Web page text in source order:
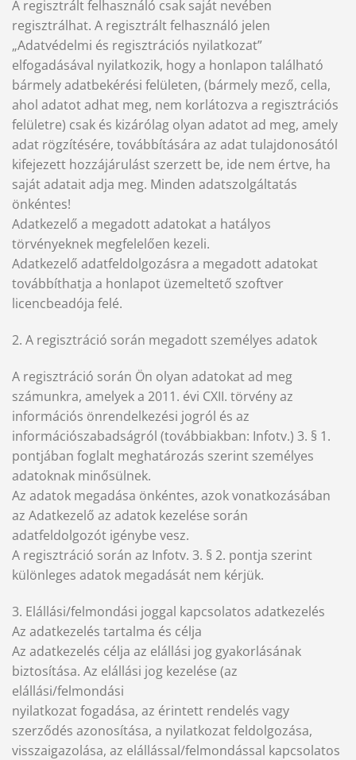
A regisztrált felhasználó csak saját nevében
regisztrálhat. A regisztrált felhasználó jelen
„Adatvédelmi és regisztrációs nyilatkozat”
elfogadásával nyilatkozik, hogy a honlapon található
bármely adatbekérési felületen, (bármely mező, cella,
ahol adatot adhat meg, nem korlátozva a regisztrációs
felületre) csak és kizárólag olyan adatot ad meg, amely
adat rögzítésére, továbbítására az adat tulajdonosától
kifejezett hozzájárulást szerzett be, ide nem értve, ha
saját adatait adja meg. Minden adatszolgáltatás
önkéntes!
Adatkezelő a megadott adatokat a hatályos
törvényeknek megfelelően kezeli.
Adatkezelő adatfeldolgozásra a megadott adatokat
továbbíthatja a honlapot üzemeltető szoftver
licencbeadója felé.
2. A regisztráció során megadott személyes adatok
A regisztráció során Ön olyan adatokat ad meg
számunkra, amelyek a 2011. évi CXII. törvény az
információs önrendelkezési jogról és az
információszabadságról (továbbiakban: Infotv.) 3. § 1.
pontjában foglalt meghatározás szerint személyes
adatoknak minősülnek.
Az adatok megadása önkéntes, azok vonatkozásában
az Adatkezelő az adatok kezelése során
adatfeldolgozót igénybe vesz.
A regisztráció során az Infotv. 3. § 2. pontja szerint
különleges adatok megadását nem kérjük.
3. Elállási/felmondási joggal kapcsolatos adatkezelés
Az adatkezelés tartalma és célja
Az adatkezelés célja az elállási jog gyakorlásának
biztosítása. Az elállási jog kezelése (az
elállási/felmondási
nyilatkozat fogadása, az érintett rendelés vagy
szerződés azonosítása, a nyilatkozat feldolgozása,
visszaigazolása, az elállással/felmondással kapcsolatos